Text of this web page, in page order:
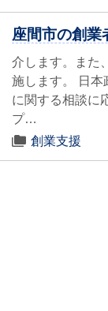
座間市の創業
介します。また
施します。 日本
に関する相談に
プ…
創業支援